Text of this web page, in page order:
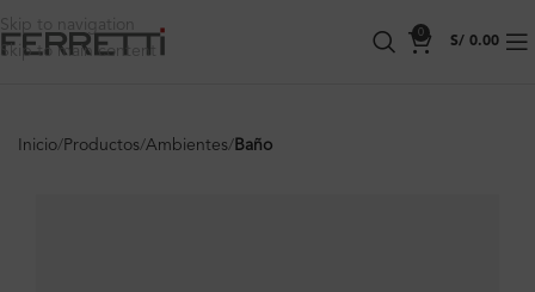
Skip to navigation
Skip to main content
0
S/ 0.00
Inicio Productos Ambientes Baño